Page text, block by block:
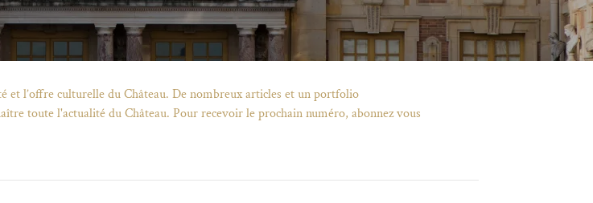
et l’offre culturelle du Château. De nombreux articles et un portfolio
toute l'actualité du Château. Pour recevoir le prochain numéro, abonnez vous